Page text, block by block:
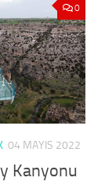
0
04 MAYIS 2022
Kanyonu